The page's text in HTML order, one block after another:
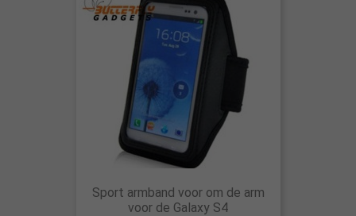
Sport armband voor om de arm
voor de Galaxy S4